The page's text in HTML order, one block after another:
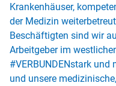
Krankenhäuser,
der Medizin
Beschäftigten sind wir
Arbeitgeber im
#VERBUNDENstark
und unsere